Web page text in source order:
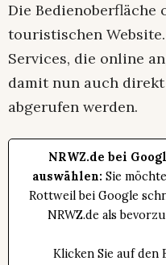
Die
touristischen
Services, die online
damit nun auch
abgerufen werden.
NRWZ.de bei
auswählen: Sie
Rottweil bei Google
NRWZ.de als
Klicken Sie auf den